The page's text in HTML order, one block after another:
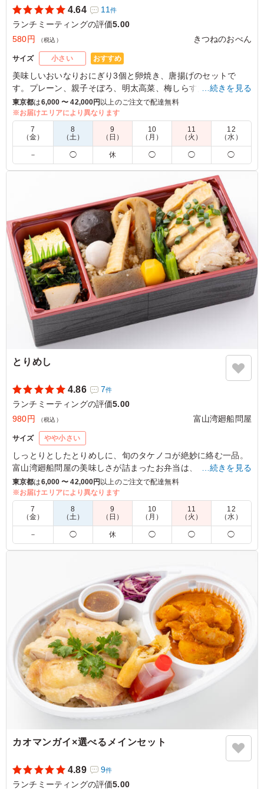
4.64
11件
ランチミーティングの評価5.00
580円
（税込） きつねのおべん
サイズ 小さい おすすめ
美味しいおいなりおにぎり3個と卵焼き、唐揚げのセットで
す。プレーン、親子そぼろ、明太高菜、梅しらす大葉、とろろ
昆布おかか、わさび菜、新ショウガの混ぜご飯いなりからラン
ダムで3種ご用意します。
※具材指定の場合はご飯の種類プルダウンからお選びくださ
味の染みた「おいなりさん」は、噛むたびにお出汁が溢れ
る上品な甘さ。セットの「たまから（玉子焼き＆唐揚
げ）」は、家庭的な安心感と食べ応えを添えてくれます。
三者三様の具材と鶏の旨味を一度に楽しめる大満足のセッ
トです。
ご利用シーン：会議・セミナー›ランチミーティング
東京都渋谷区宇田川町2026/01/27
…続きを見る
東京都は6,000 〜 42,000円 以上のご注文で配達無料
※お届けエリアにより異なります
7
（金）
8
（土）
9
（日）
10
（月）
11
（火）
12
（水）
－ ◯ 休 ◯ ◯ ◯
とりめし
4.86 7件
ランチミーティングの評価5.00
980円
（税込） 富山湾廻船問屋
サイズ やや小さい
しっとりとしたとりめしに、旬のタケノコが絶妙に絡む一品。
富山湾廻船問屋の美味しさが詰まったお弁当は、イベントや町
内会行事に最適です
5.0
甘辛く味付けされた鶏肉とご飯の相性が良く、シンプルな
がらしっかり満足できる一品です。鶏の旨みがご飯に染み
込み、最後まで飽きずに食べられる味わい。副菜も程よい
コスパも良く、ロケ弁やランチにも使いやすいお弁当だと
ご利用シーン：会議・セミナー ›ランチミーティング
東京都千代田区岩本町2026/03/12
…続きを見る
東京都は6,000 〜 42,000円 以上のご注文で配達無料
※お届けエリアにより異なります
7
（金）
8
（土）
9
（日）
10
（月）
11
（火）
12
（水）
－ ◯ 休 ◯ ◯ ◯
カオマンガイ×選べるメインセット
4.89 9件
ランチミーティングの評価5.00